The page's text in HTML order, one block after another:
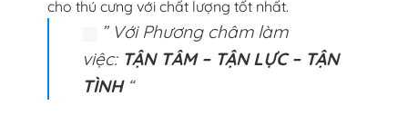
cho thú cưng với chất lượng tốt nhất.
” Với Phương châm làm
việc: TẬN TÂM – TẬN LỰC – TẬN
TÌNH“